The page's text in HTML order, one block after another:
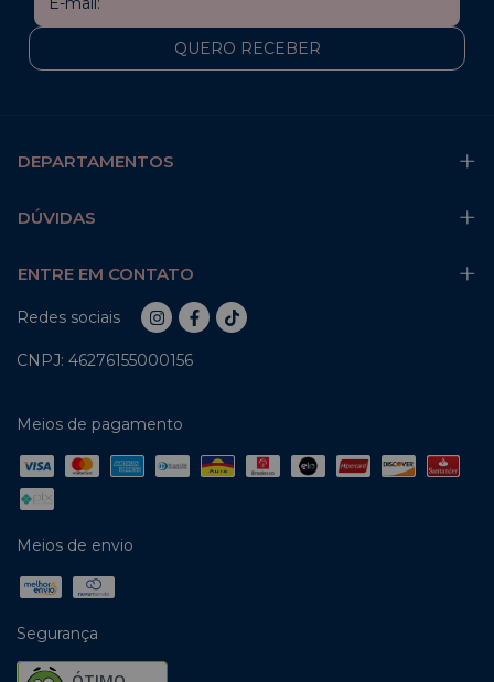
DEPARTAMENTOS
DÚVIDAS
ENTRE EM CONTATO
Redes sociais
CNPJ: 46276155000156
Meios de pagamento
Meios de envio
Segurança